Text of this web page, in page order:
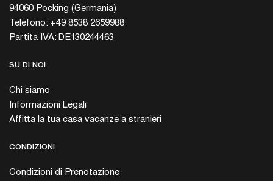
94060 Pocking (Germania)
Telefono: +49 8538 2659988
Partita IVA: DE130244463
SU DI NOI
Chi siamo
Informazioni Legali
Affitta la tua casa vacanze a stranieri
CONDIZIONI
Condizioni di Prenotazione